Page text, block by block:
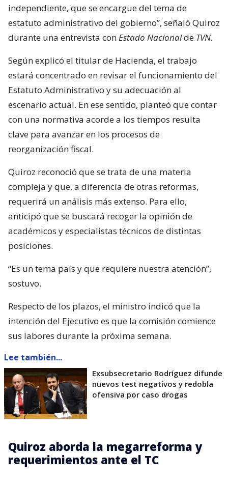
independiente, que se encargue del tema de
estatuto administrativo del gobierno”, señaló Quiroz
durante una entrevista con Estado Nacionalde TVN.
Según explicó el titular de Hacienda, el trabajo
estará concentrado en revisar el funcionamiento del
Estatuto Administrativo y su adecuación al
escenario actual. En ese sentido, planteó que contar
con una normativa acorde a los tiempos resulta
clave para avanzar en los procesos de
reorganización fiscal.
Quiroz reconoció que se trata de una materia
compleja y que, a diferencia de otras reformas,
requerirá un análisis más extenso. Para ello,
anticipó que se buscará recoger la opinión de
académicos y especialistas técnicos de distintas
posiciones.
“Es un tema país y que requiere nuestra atención”,
sostuvo.
Respecto de los plazos, el ministro indicó que la
intención del Ejecutivo es que la comisión comience
sus labores durante la próxima semana.
Lee también...
Exsubsecretario Rodríguez difunde
nuevos test negativos y redobla
ofensiva por caso drogas
Quiroz aborda la megarreforma y
requerimientos ante el TC